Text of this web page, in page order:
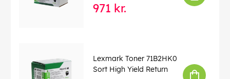
971 kr.
Lexmark Toner 71B2HK0
Sort High Yield Return